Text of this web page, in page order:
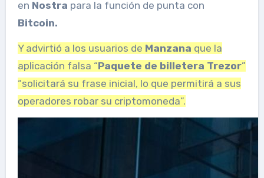
en Nostra para la función de punta con
Bitcoin.
Y advirtió a los usuarios de Manzana que la
aplicación falsa “Paquete de billetera Trezor”
“solicitará su frase inicial, lo que permitirá a sus
operadores robar su criptomoneda”.